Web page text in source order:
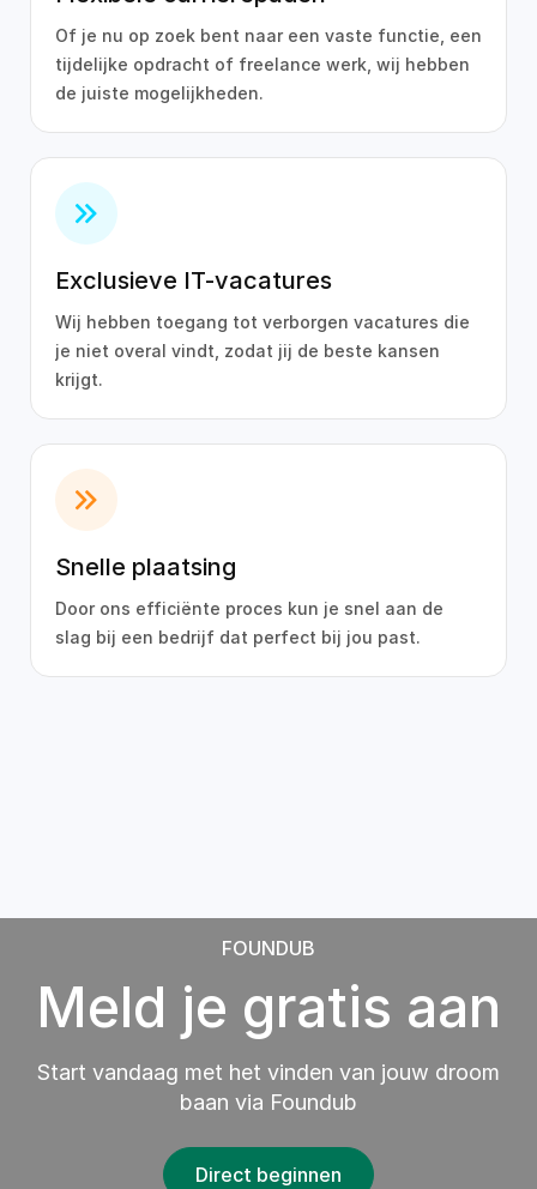
Of je nu op zoek bent naar een vaste functie, een
tijdelijke opdracht of freelance werk, wij hebben
de juiste mogelijkheden.
Exclusieve IT-vacatures
Wij hebben toegang tot verborgen vacatures die
je niet overal vindt, zodat jij de beste kansen
krijgt.
Snelle plaatsing
Door ons efficiënte proces kun je snel aan de
slag bij een bedrijf dat perfect bij jou past.
FOUNDUB
Meld je gratis aan
Start vandaag met het vinden van jouw droom
baan via Foundub
Direct beginnen